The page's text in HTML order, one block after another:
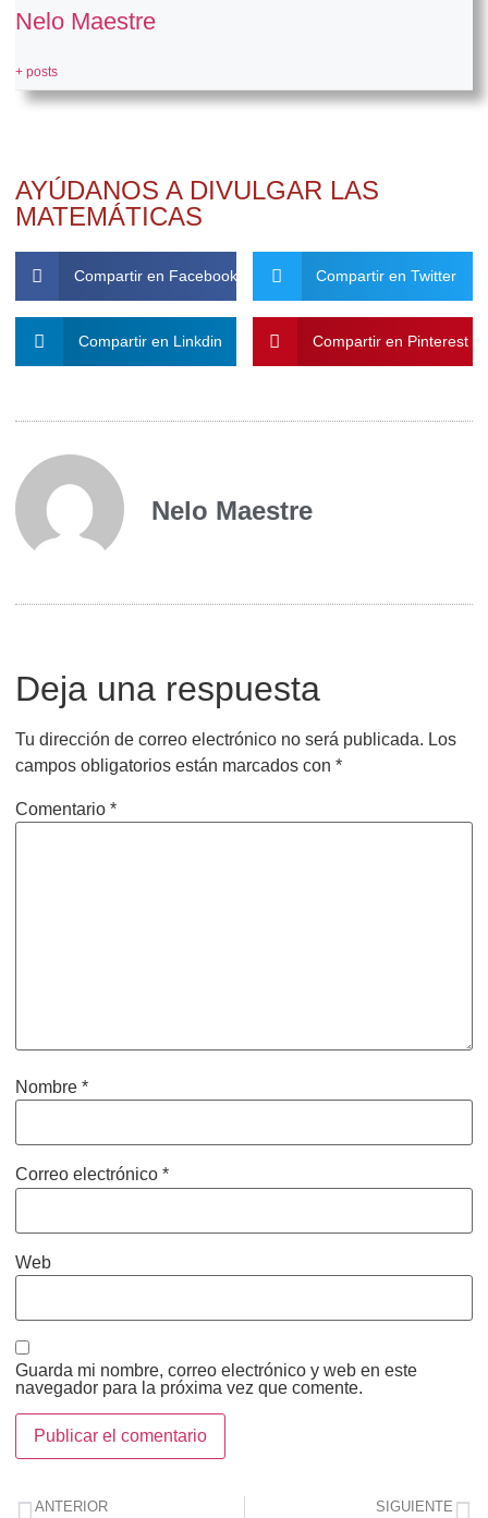
Nelo Maestre
+ posts
AYÚDANOS A DIVULGAR LAS
MATEMÁTICAS
Compartir en Facebook Compartir en Twitter
Compartir en Linkdin Compartir en Pinterest
Nelo Maestre
Deja una respuesta
Tu dirección de correo electrónico no será publicada. Los
campos obligatorios están marcados con *
Comentario *
Nombre *
Correo electrónico *
Web
Guarda mi nombre, correo electrónico y web en este
navegador para la próxima vez que comente.
ANTERIOR SIGUIENTE